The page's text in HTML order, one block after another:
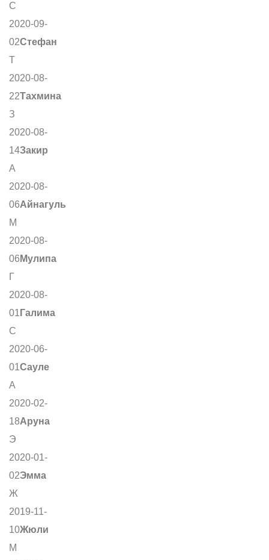
С
2020-09-
02Стефан
Т
2020-08-
22Тахмина
З
2020-08-
14Закир
А
2020-08-
06Айнагуль
М
2020-08-
06 Мулипа
Г
2020-08-
01 Галима
С
2020-06-
01Сауле
А
2020-02-
18Аруна
Э
2020-01-
02Эмма
Ж
2019-11-
10Жюли
М